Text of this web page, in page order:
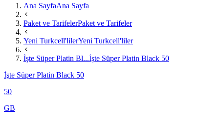
Ana SayfaAna Sayfa
Paket ve TarifelerPaket ve Tarifeler
Yeni Turkcell'lilerYeni Turkcell'liler
İşte Süper Platin Bl...İşte Süper Platin Black 50
İşte Süper Platin Black 50
50
GB